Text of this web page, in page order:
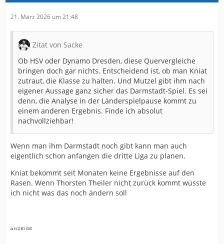
21. März 2026 um 21:48
Zitat von Sacke
Ob HSV oder Dynamo Dresden, diese Quervergleiche
bringen doch gar nichts. Entscheidend ist, ob man Kniat
zutraut, die Klasse zu halten. Und Mutzel gibt ihm nach
eigener Aussage ganz sicher das Darmstadt-Spiel. Es sei
denn, die Analyse in der Länderspielpause kommt zu
einem anderen Ergebnis. Finde ich absolut
nachvollziehbar!
Wenn man ihm Darmstadt noch gibt kann man auch
eigentlich schon anfangen die dritte Liga zu planen.
Kniat bekommt seit Monaten keine Ergebnisse auf den
Rasen. Wenn Thorsten Theiler nicht zurück kommt wüsste
ich nicht was das noch ändern soll